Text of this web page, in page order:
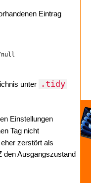
Eintrag
unter .tidy
Einstellungen
Tag nicht
zerstört als
den Ausgangszustand